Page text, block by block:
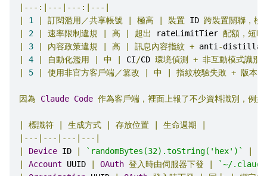
|---:|---|---:|---|
1 訂閱濫用／共享帳號 極高 裝置 ID 跨裝置關聯，檢
2 速率限制違規 高 超出 rateLimitTier 配額，短時
3 內容政策違規 高 訊息內容指紋 + anti-
4 自動化濫用 中 CI/CD 環境偵測 + 非互動模式識別
5 使用非官方客戶端／篡改 中 指紋校驗失敗 + 版本
因為 Claude Code 作為客戶端，裡面上報了不少資料識別，例如
標識符 生成方式 存放位置 生命週期
|---|---|---|---|
Device ID `randomBytes(32).toString('hex')`
Account UUID OAuth 登入時由伺服器下發
`~/